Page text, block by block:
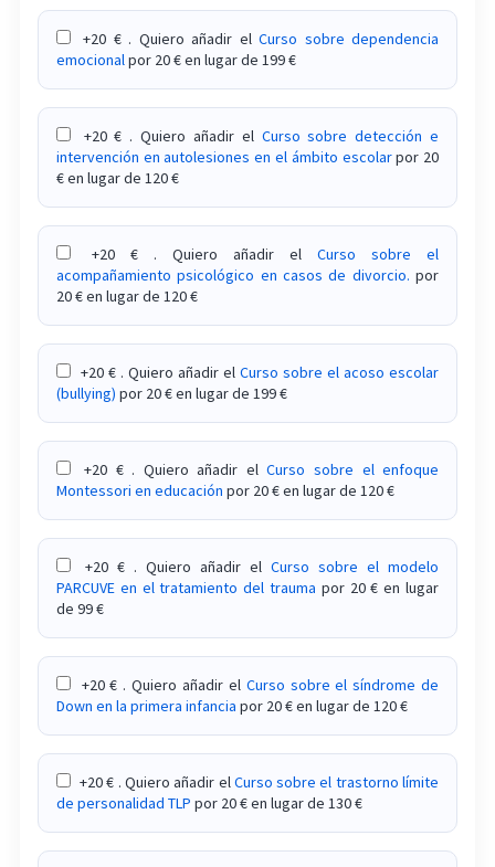
+20 € . Quiero añadir elCurso sobre dependencia
emocionalpor 20 € en lugar de 199 €
+20 € . Quiero añadir el Curso sobre detección e
intervención en autolesiones en el ámbito escolarpor 20
€ en lugar de 120 €
+20 € . Quiero añadir elCurso sobre el
acompañamiento psicológico en casos de divorcio. por
20 € en lugar de 120 €
+20 € . Quiero añadir el Curso sobre el acoso escolar
(bullying) por 20 € en lugar de 199 €
+20 € . Quiero añadir elCurso sobre el enfoque
Montessori en educación por 20 € en lugar de 120 €
+20 € . Quiero añadir el Curso sobre el modelo
PARCUVE en el tratamiento del trauma por 20 € en lugar
de 99 €
+20 € . Quiero añadir el Curso sobre el síndrome de
Down en la primera infancia por 20 € en lugar de 120 €
+20 € . Quiero añadir elCurso sobre el trastorno límite
de personalidad TLP por 20 € en lugar de 130 €